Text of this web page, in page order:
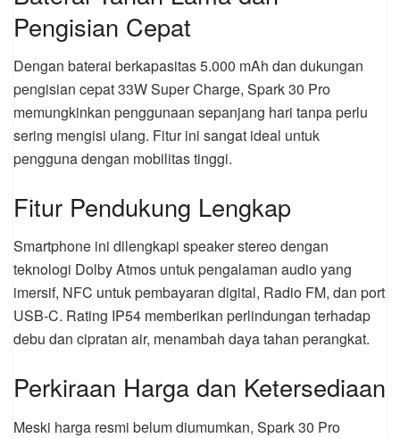
Pengisian Cepat
Dengan baterai berkapasitas 5.000 mAh dan dukungan
pengisian cepat 33W Super Charge, Spark 30 Pro
memungkinkan penggunaan sepanjang hari tanpa perlu
sering mengisi ulang. Fitur ini sangat ideal untuk
pengguna dengan mobilitas tinggi.
Fitur Pendukung Lengkap
Smartphone ini dilengkapi speaker stereo dengan
teknologi Dolby Atmos untuk pengalaman audio yang
imersif, NFC untuk pembayaran digital, Radio FM, dan port
USB-C. Rating IP54 memberikan perlindungan terhadap
debu dan cipratan air, menambah daya tahan perangkat.
Perkiraan Harga dan Ketersediaan
Meski harga resmi belum diumumkan, Spark 30 Pro